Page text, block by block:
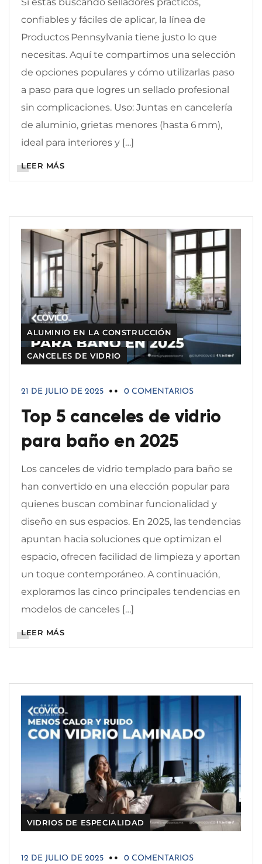
confiables y fáciles de aplicar, la línea de
Productos Pennsylvania tiene justo lo que
necesitas. Aquí te compartimos una selección
de opciones populares y cómo utilizarlas paso
a paso para que logres un sellado profesional
sin complicaciones. Uso: Juntas en cancelería
de aluminio, grietas menores (hasta 6 mm),
ideal para interiores y […]
LEER MÁS
ALUMINIO EN LA CONSTRUCCIÓN
CANCELES DE VIDRIO
21 DE JULIO DE 2025 0 COMENTARIOS
Top 5 canceles de vidrio
para baño en 2025
Los canceles de vidrio templado para baño se
han convertido en una elección popular para
quienes buscan combinar funcionalidad y
diseño en sus espacios. En 2025, las tendencias
apuntan hacia soluciones que optimizan el
espacio, ofrecen facilidad de limpieza y aportan
un toque contemporáneo. A continuación,
exploramos las cinco principales tendencias en
modelos de canceles […]
LEER MÁS
VIDRIOS DE ESPECIALIDAD
12 DE JULIO DE 2025 0 COMENTARIOS